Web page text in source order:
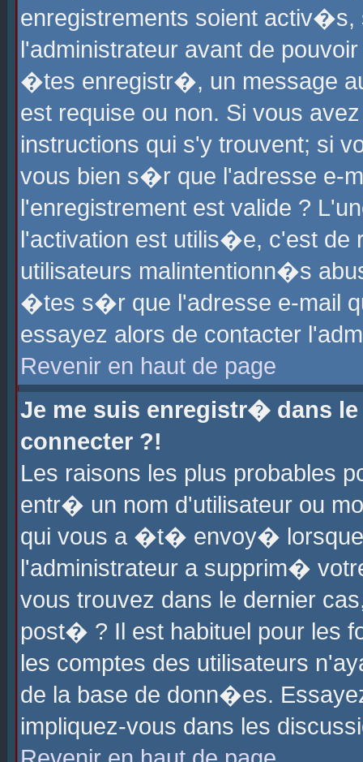
enregistrements soient
l'administrateur avant de
�tes enregistr�, un message
est requise ou non. Si vous
instructions qui s'y trouvent; si
vous bien s�r que l'adresse e-
l'enregistrement est valide ?
l'activation est utilis�e, c'est
utilisateurs malintentionn�s
�tes s�r que l'adresse e-mail
essayez alors de contacter
Revenir en haut de page
Je me suis enregistr� dans
connecter ?!
Les raisons les plus probables
entr� un nom d'utilisateur ou
qui vous a �t� envoy�
l'administrateur a supprim�
vous trouvez dans le dernier
post� ? Il est habituel pour les
les comptes des utilisateurs
de la base de donn�es.
impliquez-vous dans les